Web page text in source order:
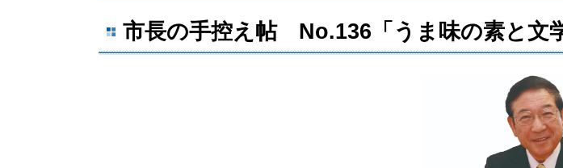
市長の手控え帖 No.136「うま味の素と文